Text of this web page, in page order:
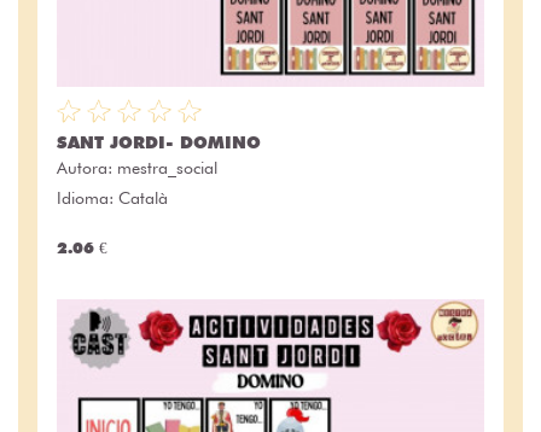
SANT JORDI- DOMINO
Autora: mestra_social
Idioma: Català
2.06 €